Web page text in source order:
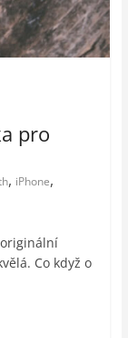
pro
, iPhone,
Co když o